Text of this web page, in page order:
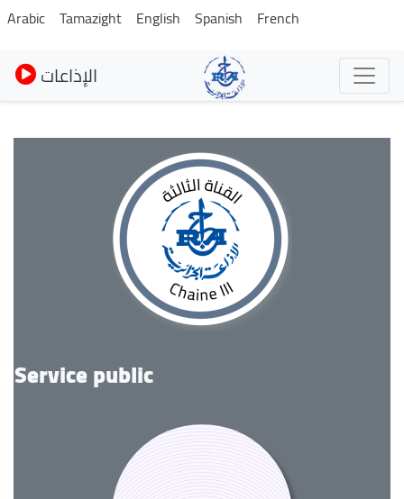
Skip
to
main
content
Arabic Tamazight English Spanish French
الإذاعات
Service public